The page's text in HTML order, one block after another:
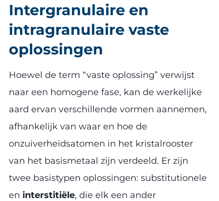
Intergranulaire en
intragranulaire vaste
oplossingen
Hoewel de term “vaste oplossing” verwijst
naar een homogene fase, kan de werkelijke
aard ervan verschillende vormen aannemen,
afhankelijk van waar en hoe de
onzuiverheidsatomen in het kristalrooster
van het basismetaal zijn verdeeld. Er zijn
twee basistypen oplossingen: substitutionele
en interstitiële, die elk een ander